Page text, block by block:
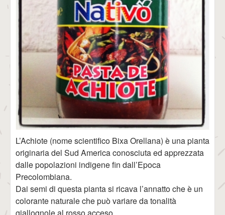
L’Achiote (nome scientifico Bixa Orellana) è una pianta
originaria del Sud America conosciuta ed apprezzata
dalle popolazioni indigene fin dall’Epoca
Precolombiana.
Dai semi di questa pianta si ricava l’annatto che è un
colorante naturale che può variare da tonalità
giallognole al rosso acceso.